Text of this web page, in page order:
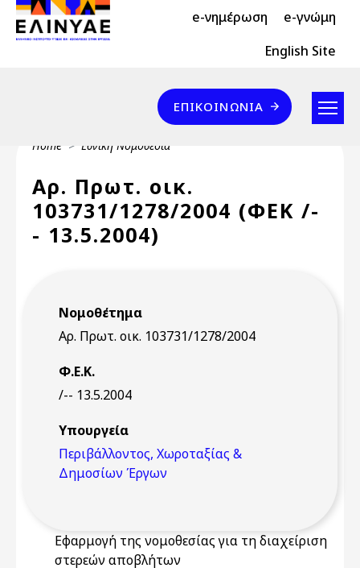
Skip to main content
Header Top 2 e-νημέρωση e-γνώμη
Header Top English Site
Επικοινωνία
ΕΠΙΚΟΙΝΩΝΊΑ
Breadcrumb
Home Εθνική Νομοθεσία
Αρ. Πρωτ. οικ.
103731/1278/2004 (ΦΕΚ /-
- 13.5.2004)
Νομοθέτημα
Αρ. Πρωτ. οικ. 103731/1278/2004
Φ.Ε.Κ.
/-- 13.5.2004
Υπουργεία
Περιβάλλοντος, Χωροταξίας &
Δημοσίων Έργων
Εφαρμογή της νομοθεσίας για τη διαχείριση
στερεών αποβλήτων